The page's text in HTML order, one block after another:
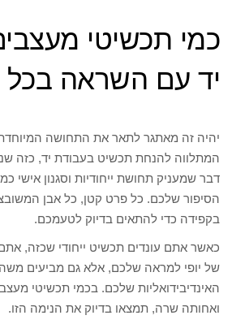
כמי תכשיטי
יד עם השראה בכל
יהיה זה מאתגר לתאר את התחושה
המתלווה להנחת תכשיט בעבודת יד, כזה
דבר שמעניק תחושת ייחודיות וסגנון
הסיפור שלכם. כל פרט קטן, כל אבן
בקפידה כדי להתאים בדיוק לטעמכם.
כאשר אתם עונדים תכשיט ייחודי שכזה,
של יופי למראה שלכם, אלא גם מביעים
האינדיבידואליות שלכם. בכמי תכשיטי
ואחותה שרה, תמצאו בדיוק את הנימה הזו.